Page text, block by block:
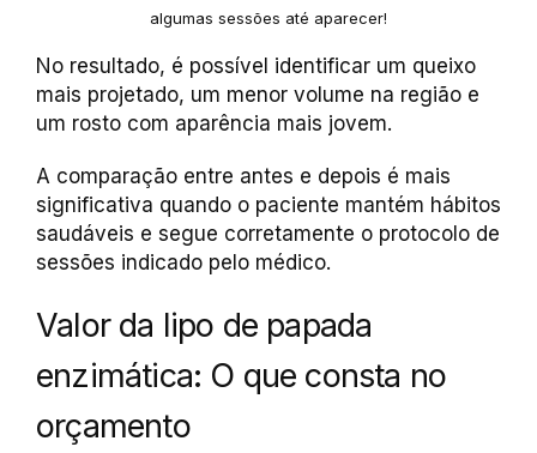
algumas sessões até aparecer!
No resultado, é possível identificar um queixo
mais projetado, um menor volume na região e
um rosto com aparência mais jovem.
A comparação entre antes e depois é mais
significativa quando o paciente mantém hábitos
saudáveis e segue corretamente o protocolo de
sessões indicado pelo médico.
Valor da lipo de papada
enzimática: O que consta no
orçamento